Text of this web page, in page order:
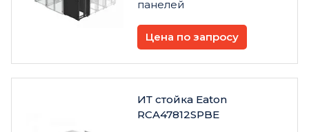
панелей
Цена по запросу
ИТ стойка Eaton
RCA47812SPBE